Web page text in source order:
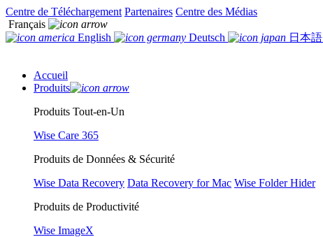
Centre de Téléchargement Partenaires Centre des Médias
Français
English
Deutsch 日本語
Accueil
Produits
Produits Tout-en-Un
Wise Care 365
Produits de Données & Sécurité
Wise Data Recovery Data Recovery for Mac Wise Folder Hider
Produits de Productivité
Wise ImageX